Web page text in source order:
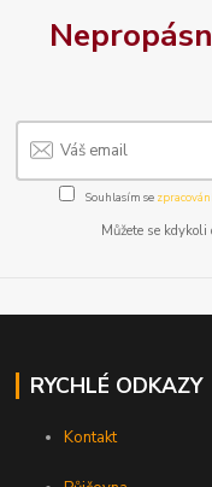
Souhlasím se
Můžete se
RYCHLÉ ODKAZY
Kontakt